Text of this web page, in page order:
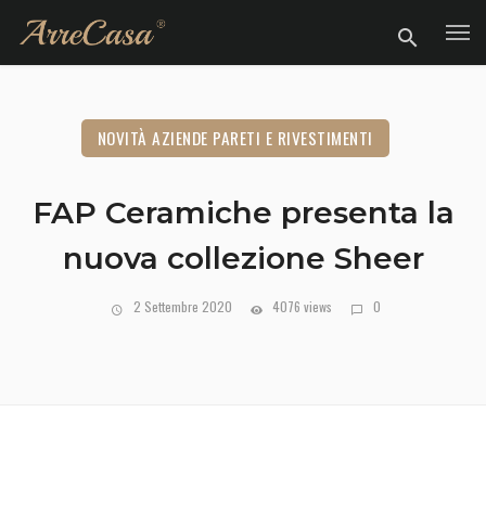
NOVITÀ AZIENDE PARETI E RIVESTIMENTI
FAP Ceramiche presenta la
nuova collezione Sheer
2 Settembre 2020 4076 views 0